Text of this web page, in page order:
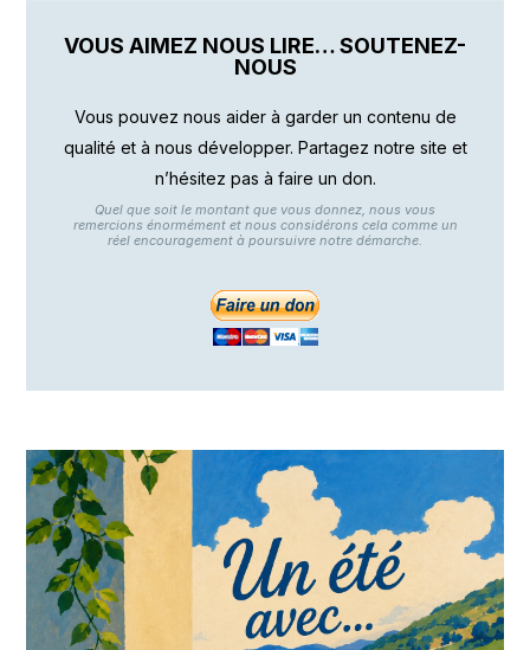
VOUS AIMEZ NOUS LIRE… SOUTENEZ-
NOUS
Vous pouvez nous aider à garder un contenu de
qualité et à nous développer. Partagez notre site et
n’hésitez pas à faire un don.
Quel que soit le montant que vous donnez, nous vous
remercions énormément et nous considérons cela comme un
réel encouragement à poursuivre notre démarche.